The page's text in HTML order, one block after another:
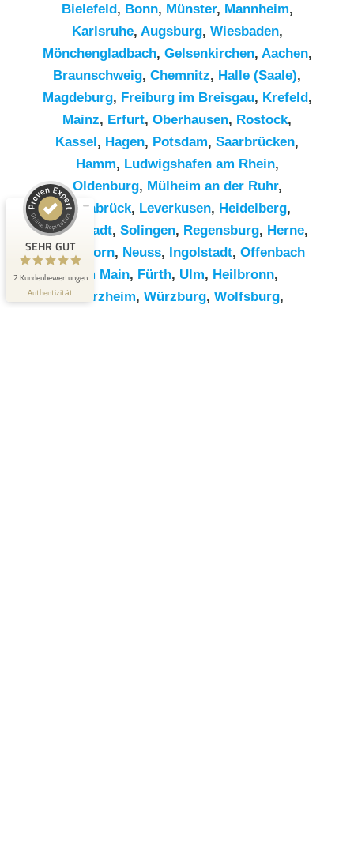
Bielefeld, Bonn, Münster, Mannheim,
Karlsruhe, Augsburg, Wiesbaden,
Mönchengladbach, Gelsenkirchen, Aachen,
Braunschweig, Chemnitz⁠, Halle (Saale),
Magdeburg, Freiburg im Breisgau, Krefeld,
Mainz, Erfurt, Oberhausen, Rostock,
Kassel, Hagen, Potsdam, Saarbrücken,
Hamm, Ludwigshafen am Rhein,
Oldenburg, Mülheim an der Ruhr,
Osnabrück, Leverkusen, Heidelberg,
Darmstadt, Solingen, Regensburg, Herne,
Paderborn, Neuss, Ingolstadt, Offenbach
am Main, Fürth, Ulm, Heilbronn,
Pforzheim, Würzburg, Wolfsburg,
SEHR GUT
2 Kundenbewertungen
Authentizität
Kundenbewertungen und Erfahrungen zu
RümpelButler
SEHR GUT
5,00 / 5,00
2
anderen Quelle
Blick aufs ProvenExpert-Profil werfen